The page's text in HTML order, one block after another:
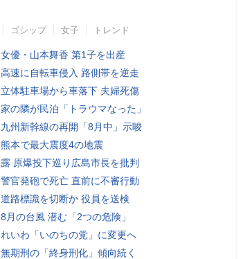
ゴシップ 女子 トレンド
女優・山本舞香 第1子を出産
高速に自転車侵入 路側帯を逆走
立体駐車場から車落下 夫婦死傷
家の隣が民泊「トラウマなった」
九州新幹線の再開「8月中」示唆
熊本で最大震度4の地震
露 原爆投下巡り広島市長を批判
警官発砲で死亡 直前に不審行動
道路標識を切断か 役員を送検
8月の台風 潜む「2つの危険」
れいわ「いのちの党」に変更へ
無期刑の「終身刑化」傾向続く